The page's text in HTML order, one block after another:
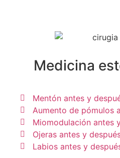
Medicina
Mentón antes y
Aumento de pómulos
Miomodulación antes
Ojeras antes y
Labios antes y